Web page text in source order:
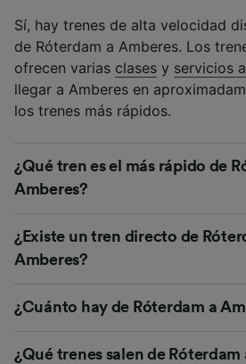
Sí, hay trenes de alta velocidad
de Róterdam a Amberes. Los
ofrecen varias clases y servicios
llegar a Amberes en
los trenes más rápidos.
¿Qué tren es el más rápido de
Amberes?
¿Existe un tren directo de
Amberes?
¿Cuánto hay de Róterdam a
¿Qué trenes salen de Róterdam